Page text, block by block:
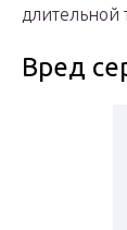
длительной
Вред